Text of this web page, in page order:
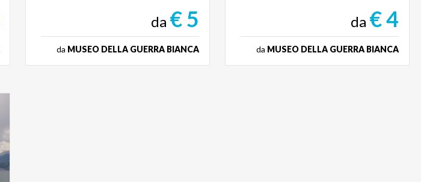
da € 5
da MUSEO DELLA GUERRA BIANCA
da € 4
da MUSEO DELLA GUERRA BIANCA